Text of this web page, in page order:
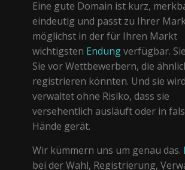
Eine gute Domain ist kurz,
eindeutig und passt zu Ihrer
möglichst in der für Ihren Markt
wichtigsten Endungverfügbar. Sie
Sie vor Wettbewerbern, die
registrieren könnten. Und sie
verwaltet ohne Risiko, dass sie
versehentlich ausläuft oder in
Hände gerät.
Wir kümmern uns um genau das.
bei der Wahl, Registrierung,